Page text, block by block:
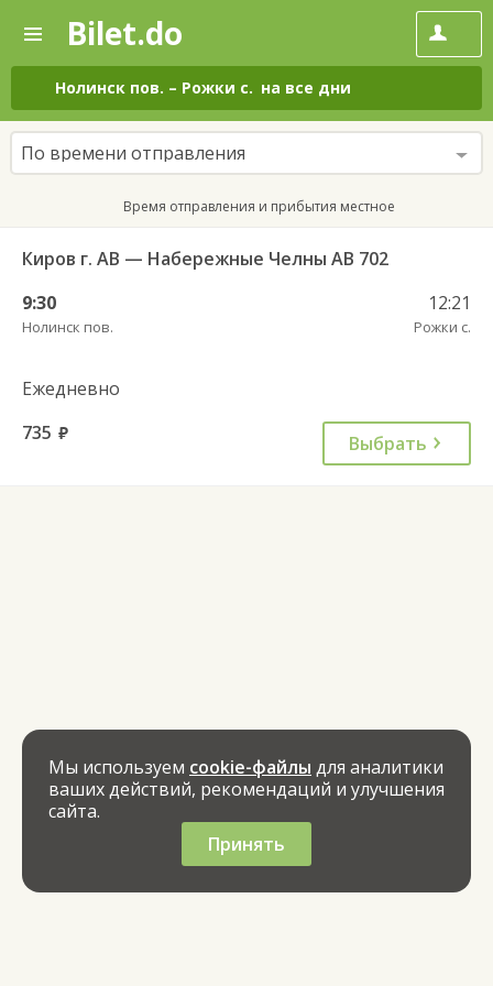
—
Поиск
и
покупка
билетов
на
автобус
онлайн
Bilet.do
Нолинск пов. – Рожки с. на все дни
По времени отправления
Время отправления и прибытия местное
Киров г. АВ — Набережные Челны АВ 702
9:30
Нолинск пов.
12:21
Рожки с.
Ежедневно
735 руб. Выбрать
Мы используем cookie-файлы для аналитики
ваших действий, рекомендаций и улучшения
сайта.
Принять